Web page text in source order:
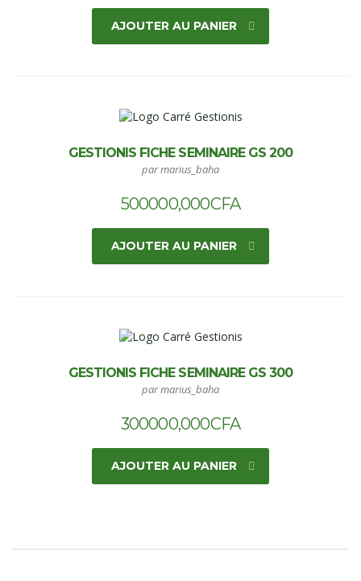
AJOUTER AU PANIER
GESTIONIS FICHE SEMINAIRE GS 200
par marius_baha
500000,000CFA
AJOUTER AU PANIER
GESTIONIS FICHE SEMINAIRE GS 300
par marius_baha
300000,000CFA
AJOUTER AU PANIER